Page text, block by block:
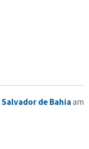
Salvador de Bahiaam